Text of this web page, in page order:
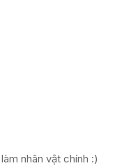
nhân vật chính :)